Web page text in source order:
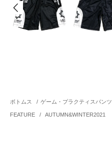
ボトムス / ゲーム・プラクティスパンツ
FEATURE / AUTUMN&WINTER2021